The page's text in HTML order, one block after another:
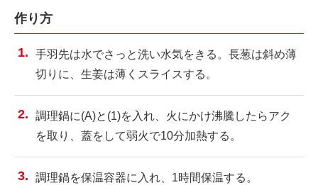
作り方
手羽先は水でさっと洗い水気をきる。長葱は斜め薄
切りに、生姜は薄くスライスする。
調理鍋に(A)と(1)を入れ、火にかけ沸騰したらアク
を取り、蓋をして弱火で10分加熱する。
調理鍋を保温容器に入れ、1時間保温する。